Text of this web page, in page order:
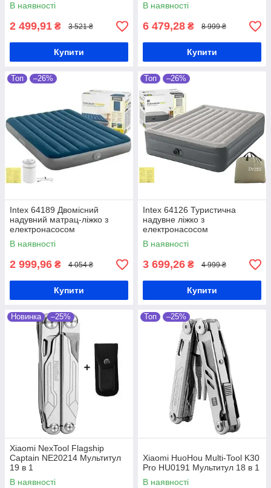
В наявності
2 499,91 ₴ 3 521 ₴
Купити
В наявності
6 479,28 ₴ 8 999 ₴
Купити
Топ –26%
Intex 64189 Двомісний
надувний матрац-ліжко з
електронасосом
В наявності
2 999,96 ₴ 4 054 ₴
Купити
Топ –26%
Intex 64126 Туристична
надувне ліжко з
електронасосом
В наявності
3 699,26 ₴ 4 999 ₴
Купити
Новинка –25%
Xiaomi NexTool Flagship
Captain NE20214 Мультитул
19 в 1
В наявності
Топ –25%
Xiaomi HuoHou Multi-Tool K30
Pro HU0191 Мультитул 18 в 1
В наявності